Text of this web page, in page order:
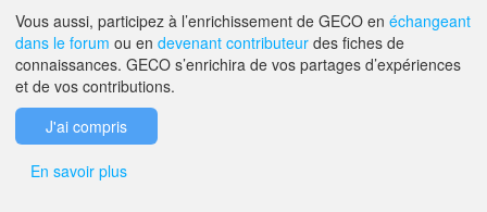
F.A.Q. NOUS CONTACTER
Vous aussi, participez à l’enrichissement de GECO en échangeant
dans le forum ou en devenant contributeur des fiches de
connaissances. GECO s’enrichira de vos partages d’expériences
et de vos contributions.
J'ai compris
En savoir plus